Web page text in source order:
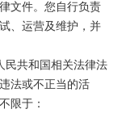
文件。您自行负责
、运营及维护，并
共和国相关法律法
法或不正当的活
限于：